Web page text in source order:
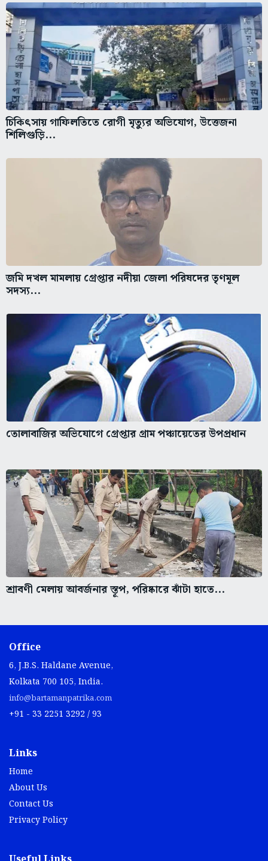
চিকিৎসায় গাফিলতিতে রোগী মৃত্যুর অভিযোগ, উত্তেজনা
শিলিগুড়ি...
জমি দখল মামলায় গ্রেপ্তার নদীয়া জেলা পরিষদের তৃণমূল
সদস্য...
তোলাবাজির অভিযোগে গ্রেপ্তার গ্রাম পঞ্চায়েতের উপপ্রধান
শ্রাবণী মেলায় আবর্জনার স্তূপ, পরিষ্কারে ঝাঁটা হাতে...
Office
6, J.B.S. Haldane Avenue,
Kolkata 700 105, India.
info@bartamanpatrika.com
+91 - 33 2251 3292 / 93
Links
Home
About Us
Contact Us
Privacy Policy